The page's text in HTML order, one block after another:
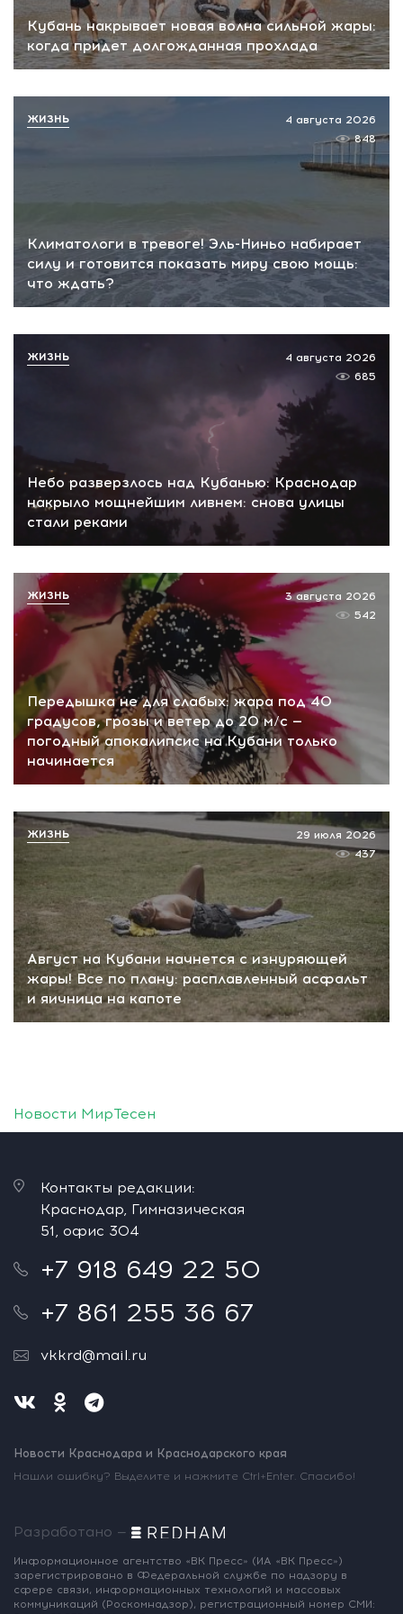
Кубань накрывает новая волна сильной жары:
когда придет долгожданная прохлада
Климатологи в тревоге! Эль-Ниньо набирает
силу и готовится показать миру свою мощь:
что ждать?
4 августа 2026
848
ЖИЗНЬ
Небо разверзлось над Кубанью: Краснодар
накрыло мощнейшим ливнем: снова улицы
стали реками
4 августа 2026
685
ЖИЗНЬ
Передышка не для слабых: жара под 40
градусов, грозы и ветер до 20 м/с —
погодный апокалипсис на Кубани только
начинается
3 августа 2026
542
ЖИЗНЬ
Август на Кубани начнется с изнуряющей
жары! Все по плану: расплавленный асфальт
и яичница на капоте
29 июля 2026
437
ЖИЗНЬ
Новости МирТесен
Контакты редакции:
Краснодар, Гимназическая
51, офис 304
+7 918 649 22 50
+7 861 255 36 67
vkkrd@mail.ru
Новости Краснодара и Краснодарского края
Нашли ошибку? Выделите и нажмите Ctrl+Enter. Спасибо!
Разработано —
Информационное агентство «ВК Пресс» (ИА «ВК Пресс»)
зарегистрировано в Федеральной службе по надзору в
сфере связи, информационных технологий и массовых
коммуникаций (Роскомнадзор), регистрационный номер СМИ: